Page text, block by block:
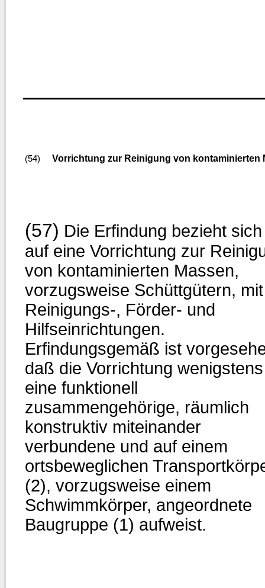
(54) Vorrichtung zur Reinigung von kontaminierten
(57) Die Erfindung bezieht sich
auf eine Vorrichtung zur
von kontaminierten Massen,
vorzugsweise Schüttgütern, mit
Reinigungs-, Förder- und
Hilfseinrichtungen.
Erfindungsgemäß ist
daß die Vorrichtung wenigstens
eine funktionell
zusammengehörige, räumlich
konstruktiv miteinander
verbundene und auf einem
ortsbeweglichen
(2), vorzugsweise einem
Schwimmkörper, angeordnete
Baugruppe (1) aufweist.